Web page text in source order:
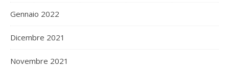
Gennaio 2022
Dicembre 2021
Novembre 2021